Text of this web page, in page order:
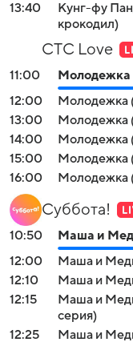
13:40
Кунг-фу
крокодил)
СТС Love
11:00
Молодежка
12:00
Молодежка
13:00
Молодежка
14:00
Молодежка
15:00
Молодежка
16:00
Молодежка
Суббота!
10:50
Маша и
12:00
Маша и
12:10
Маша и
12:15
Маша и
серия)
12:25
Маша и